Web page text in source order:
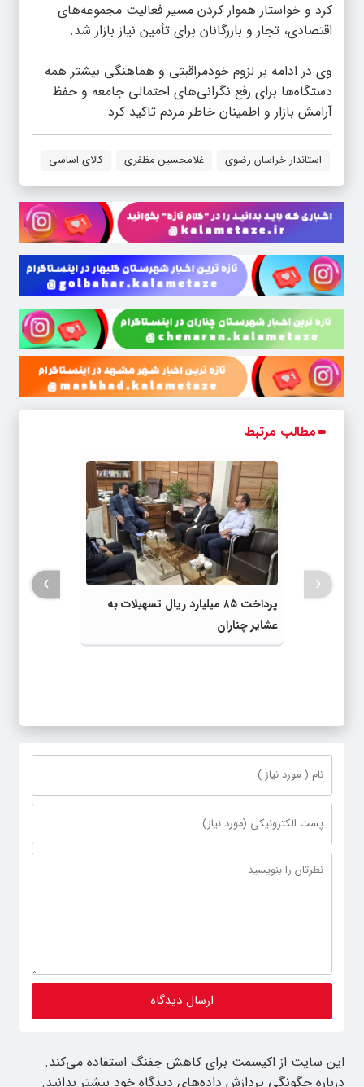
کرد و خواستار هموار کردن مسیر فعالیت مجموعه‌های
اقتصادی، تجار و بازرگانان برای تأمین نیاز بازار شد.
وی در ادامه بر لزوم خودمراقبتی و هماهنگی بیشتر همه
دستگاه‌ها برای رفع نگرانی‌های احتمالی جامعه و حفظ
آرامش بازار و اطمینان خاطر مردم تاکید کرد.
استاندار خراسان رضوی غلامحسین مظفری کالای اساسی
مطالب مرتبط
پرداخت ۸۵ میلیارد ریال تسهیلات به
عشایر چناران
‹
›
این سایت از اکیسمت برای کاهش جفنگ استفاده می‌کند.
درباره چگونگی پردازش داده‌های دیدگاه خود بیشتر بدانید.